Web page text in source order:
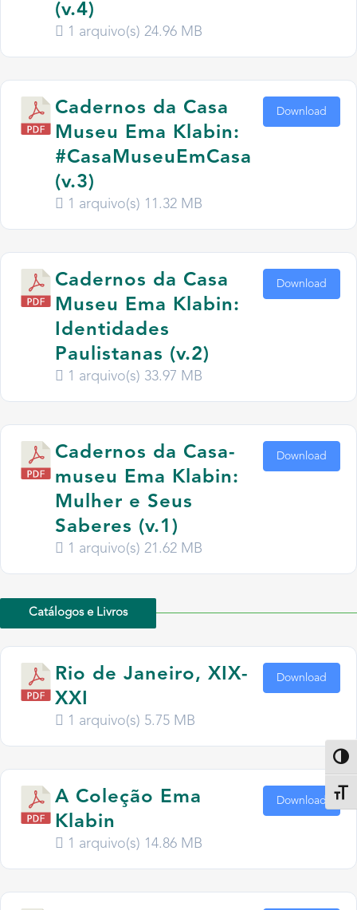
(v.4)
1 arquivo(s) 24.96 MB
Cadernos da Casa
Museu Ema Klabin:
#CasaMuseuEmCasa
(v.3)
1 arquivo(s) 11.32 MB
Download
Cadernos da Casa
Museu Ema Klabin:
Identidades
Paulistanas (v.2)
1 arquivo(s) 33.97 MB
Download
Cadernos da Casa-
museu Ema Klabin:
Mulher e Seus
Saberes (v.1)
1 arquivo(s) 21.62 MB
Download
Catálogos e Livros
Rio de Janeiro, XIX-
XXI
1 arquivo(s) 5.75 MB
Download
A Coleção Ema
Klabin
1 arquivo(s) 14.86 MB
Download